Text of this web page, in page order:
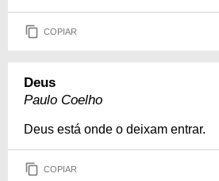
COPIAR
Deus
Paulo Coelho
Deus está onde o deixam entrar.
COPIAR